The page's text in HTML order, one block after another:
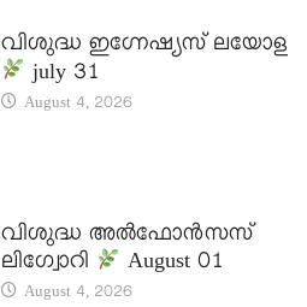
വിശുദ്ധ ഇഗ്നേഷ്യസ് ലയോള
july 31
August 4, 2026
വിശുദ്ധ അൽഫോൻസസ്
ലിഗ്വോറി
August 01
August 4, 2026